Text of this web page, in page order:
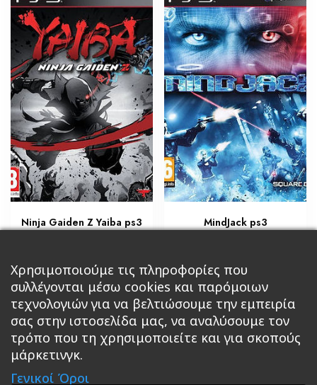
Ninja Gaiden Z Yaiba ps3
Διαβάστε περισσότερα
MindJack ps3
Προσθήκη στο καλάθι
Κεντρική Βιβλία
Χρησιμοποιούμε τις πληροφορίες που
συλλέγονται μέσω cookies και παρόμοιων
τεχνολογιών για να βελτιώσουμε την εμπειρία
σας στην ιστοσελίδα μας, να αναλύσουμε τον
τρόπο που τη χρησιμοποιείτε και για σκοπούς
μάρκετινγκ.
Γενικοί Όροι